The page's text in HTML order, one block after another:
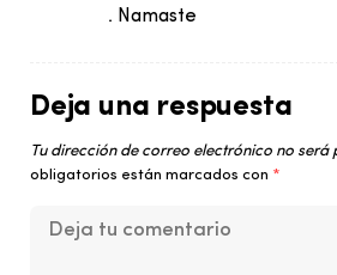
. Namaste
Deja una respuesta
Tu dirección de correo electrónico no será
obligatorios están marcados con *